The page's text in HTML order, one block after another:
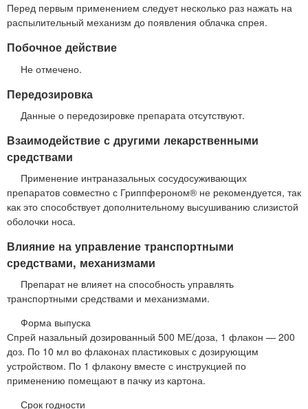
Перед первым применением следует несколько раз нажать на
распылительный механизм до появления облачка спрея.
Побочное действие
Не отмечено.
Передозировка
Данные о передозировке препарата отсутствуют.
Взаимодействие с другими лекарственными
средствами
Применение интраназальных сосудосуживающих
препаратов совместно с Гриппфероном® не рекомендуется, так
как это способствует дополнительному высушиванию слизистой
оболочки носа.
Влияние на управление транспортными
средствами, механизмами
Препарат не влияет на способность управлять
транспортными средствами и механизмами.
Форма выпуска
Спрей назальный дозированный 500 МЕ/доза, 1 флакон — 200
доз. По 10 мл во флаконах пластиковых с дозирующим
устройством. По 1 флакону вместе с инструкцией по
применению помещают в пачку из картона.
Срок годности